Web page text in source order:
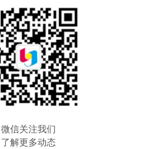
微信关注我们
了解更多动态